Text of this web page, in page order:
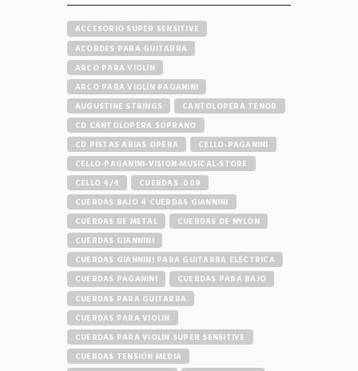
ACCESORIO SUPER SENSITIVE
ACORDES PARA GUITARRA
ARCO PARA VIOLÍN
ARCO PARA VIOLÍN PAGANINI
AUGUSTINE STRINGS
CANTOLOPERA TENOR
CD CANTOLOPERA SOPRANO
CD PISTAS ARIAS OPERA
CELLO-PAGANINI
CELLO-PAGANINI-VISION-MUSICAL-STORE
CELLO 4/4
CUERDAS .009
CUERDAS BAJO 4 CUERDAS GIANNINI
CUERDAS DE METAL
CUERDAS DE NYLON
CUERDAS GIANNINI
CUERDAS GIANNINI PARA GUITARRA ELÉCTRICA
CUERDAS PAGANINI
CUERDAS PARA BAJO
CUERDAS PARA GUITARRA
CUERDAS PARA VIOLÍN
CUERDAS PARA VIOLÍN SUPER SENSITIVE
CUERDAS TENSIÓN MEDIA